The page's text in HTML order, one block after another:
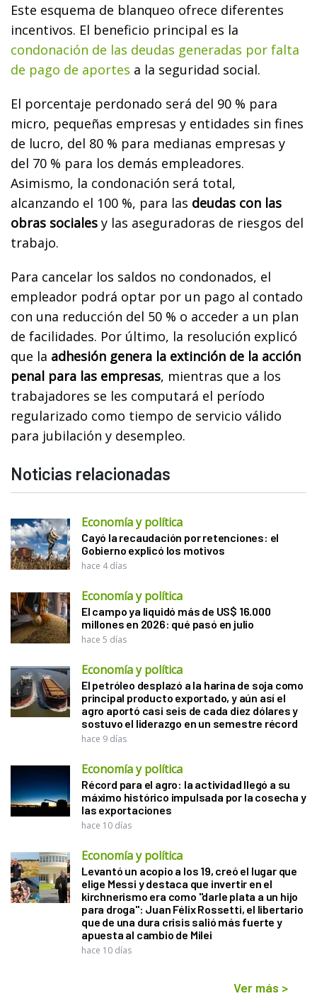
Este esquema de blanqueo ofrece diferentes
incentivos. El beneficio principal es la
condonación de las deudas generadas por falta
de pago de aportes a la seguridad social.
El porcentaje perdonado será del 90 % para
micro, pequeñas empresas y entidades sin fines
de lucro, del 80 % para medianas empresas y
del 70 % para los demás empleadores.
Asimismo, la condonación será total,
alcanzando el 100 %, para las deudas con las
obras sociales y las aseguradoras de riesgos del
trabajo.
Para cancelar los saldos no condonados, el
empleador podrá optar por un pago al contado
con una reducción del 50 % o acceder a un plan
de facilidades. Por último, la resolución explicó
que la adhesión genera la extinción de la acción
penal para las empresas, mientras que a los
trabajadores se les computará el período
regularizado como tiempo de servicio válido
para jubilación y desempleo.
Noticias relacionadas
Economía y política
Cayó la recaudación por retenciones: el
Gobierno explicó los motivos
hace 4 días
Economía y política
El campo ya liquidó más de US$ 16.000
millones en 2026: qué pasó en julio
hace 5 días
Economía y política
El petróleo desplazó a la harina de soja como
principal producto exportado, y aún así el
agro aportó casi seis de cada diez dólares y
sostuvo el liderazgo en un semestre récord
hace 9 días
Economía y política
Récord para el agro: la actividad llegó a su
máximo histórico impulsada por la cosecha y
las exportaciones
hace 10 días
Economía y política
Levantó un acopio a los 19, creó el lugar que
elige Messi y destaca que invertir en el
kirchnerismo era como "darle plata a un hijo
para droga": Juan Félix Rossetti, el libertario
que de una dura crisis salió más fuerte y
apuesta al cambio de Milei
hace 10 días
Ver más >